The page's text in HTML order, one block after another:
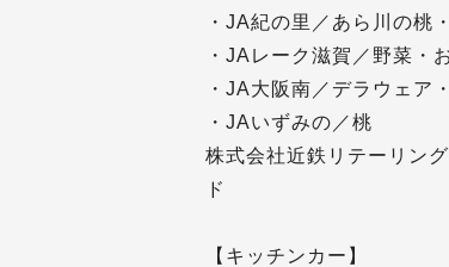
・JA紀の里／あら川の桃
・JAレーク滋賀／野菜・
・JA大阪南／デラウェア
・JAいずみの／桃
株式会社近鉄リテーリン
ド
【キッチンカー】